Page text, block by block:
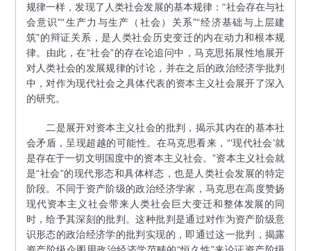
规律一样，发现了人类社会发展的基本规律：“社会存在与社
会意识”“生产力与生产（社会）关系”“经济基础与上层建
筑”的辩证关系，是人类社会历史变迁的内在动力和根本规
律。由此，在“社会”的存在论追问中，马克思拓展性地展开
对人类社会的发展规律的讨论，并在之后的政治经济学批判
中，对作为现代社会之具体代表的资本主义社会展开了深入
的研究。
二是展开对资本主义社会的批判，揭示其内在的基本社
会矛盾，呈现超越的可能性。在马克思看来，“‘现代社会’就
是存在于一切文明国度中的资本主义社会。”资本主义社会就
是“社会”的现代形态和具体样态，也是人类社会发展的特定
阶段。不同于资产阶级的政治经济学家，马克思在高度赞扬
现代资本主义社会带来人类社会巨大变迁和整体发展的同
时，给予其深刻的批判。这种批判是通过对作为资产阶级意
识形态的政治经济学的批判实现的，即通过这一批判，揭露